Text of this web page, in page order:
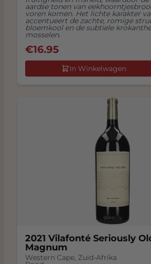
aardse tonen van
voren komen. Het lichte karakter
accentueert de zachte, romige
bloemkool en de subtiele
mosselen.
€16.95
In Winkelwagen
2021 Vilafonté Seriously
Magnum
Western Cape, Zuid-Afrika